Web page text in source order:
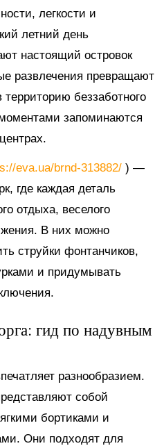
легкости и
летний день
настоящий островок
развлечения превращают
беззаботного
запоминаются
eva.ua/brnd-313882/ ) —
где каждая деталь
отдыха, веселого
В них можно
струйки фонтанчиков,
и придумывать
гид по надувным
разнообразием.
собой
бортиками и
Они подходят для